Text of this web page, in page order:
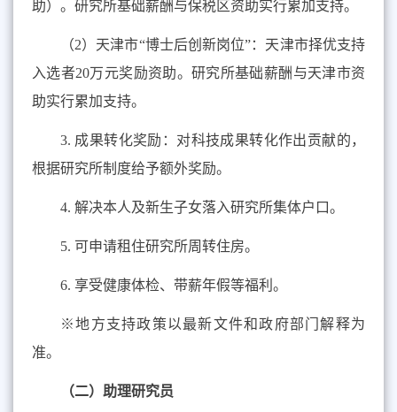
助）。研究所基础薪酬与保税区资助实行累加支持。
（2）天津市“博士后创新岗位”：天津市择优支持
入选者20万元奖励资助。研究所基础薪酬与天津市资
助实行累加支持。
3. 成果转化奖励：对科技成果转化作出贡献的，
根据研究所制度给予额外奖励。
4. 解决本人及新生子女落入研究所集体户口。
5. 可申请租住研究所周转住房。
6. 享受健康体检、带薪年假等福利。
※地方支持政策以最新文件和政府部门解释为
准。
（二）助理研究员